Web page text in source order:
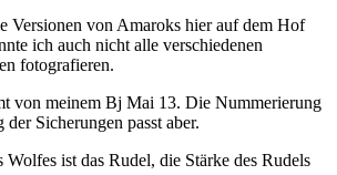
Versionen von Amaroks hier auf dem Hof
ich auch nicht alle verschiedenen
fotografieren.
von meinem Bj Mai 13. Die Nummerierung
Sicherungen passt aber.
Wolfes ist das Rudel, die Stärke des Rudels